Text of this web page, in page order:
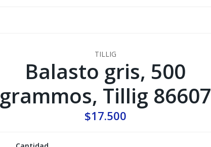
TILLIG
Balasto gris, 500
grammos, Tillig 86607
$17.500